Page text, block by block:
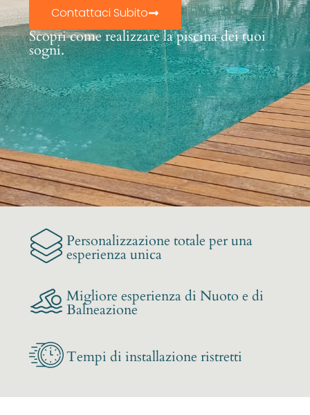
Contattaci Subito
Scopri come realizzare la piscina dei tuoi
sogni.
Personalizzazione totale per una
esperienza unica
Migliore esperienza di Nuoto e di
Balneazione
Tempi di installazione ristretti